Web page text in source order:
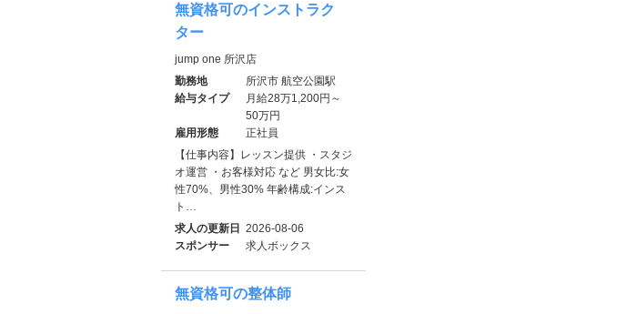
無資格可のインストラク
ター
jump one 所沢店
勤務地
所沢市 航空公園駅
給与タイプ
月給28万1,200円～
50万円
雇用形態
正社員
【仕事内容】レッスン提供 ・スタジ
オ運営 ・お客様対応 など 男女比:女
性70%、男性30% 年齢構成:インス
ト…
求人の更新日 2026-08-06
スポンサー
求人ボックス
無資格可の整体師